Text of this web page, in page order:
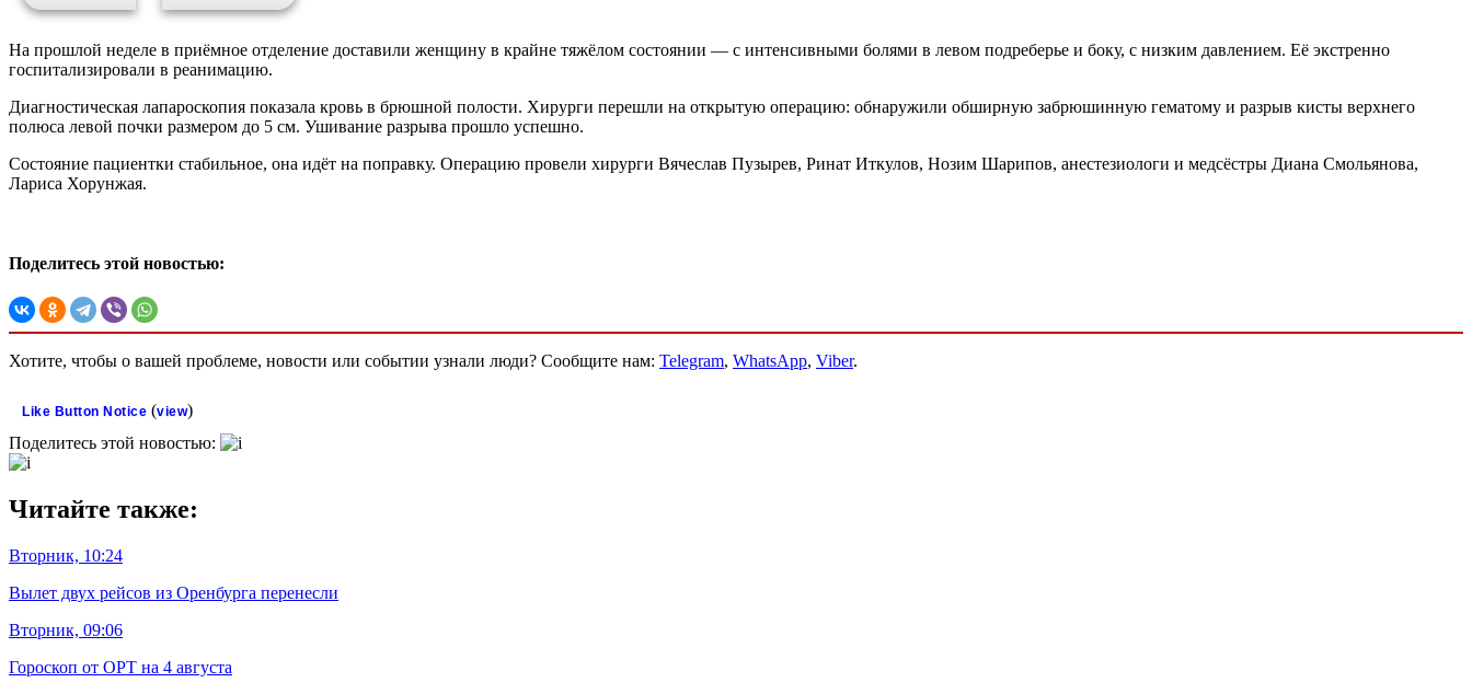
На прошлой неделе в приёмное отделение доставили женщину в крайне тяжёлом состоянии — с интенсивными болями в левом подреберье и боку, с низким давлением. Её экстренно
госпитализировали в реанимацию.
Диагностическая лапароскопия показала кровь в брюшной полости. Хирурги перешли на открытую операцию: обнаружили обширную забрюшинную гематому и разрыв кисты верхнего
полюса левой почки размером до 5 см. Ушивание разрыва прошло успешно.
Состояние пациентки стабильное, она идёт на поправку. Операцию провели хирурги Вячеслав Пузырев, Ринат Иткулов, Нозим Шарипов, анестезиологи и медсёстры Диана Смольянова,
Лариса Хорунжая.
Поделитесь этой новостью:
Хотите, чтобы о вашей проблеме, новости или событии узнали люди? Сообщите нам: Telegram, WhatsApp, Viber.
Like Button Notice (view)
Поделитесь этой новостью:
Читайте также:
Вторник, 10:24
Вылет двух рейсов из Оренбурга перенесли
Вторник, 09:06
Гороскоп от ОРТ на 4 августа